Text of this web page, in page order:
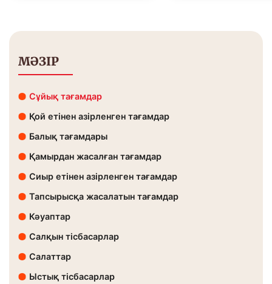
МӘЗІР
Сұйық тағамдар
Қой етінен азірленген тағамдар
Балық тағамдары
Қамырдан жасалған тағамдар
Сиыр етінен азірленген тағамдар
Тапсырысқа жасалатын тағамдар
Кәуаптар
Салқын тісбасарлар
Салаттар
Ыстық тісбасарлар